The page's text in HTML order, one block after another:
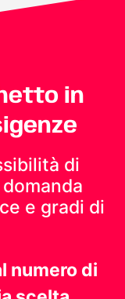
in
di
e gradi di
numero di